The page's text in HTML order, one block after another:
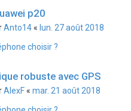
p20
Anto14« lun. 27 août 2018
choisir ?
robuste avec GPS
AlexF« mar. 21 août 2018